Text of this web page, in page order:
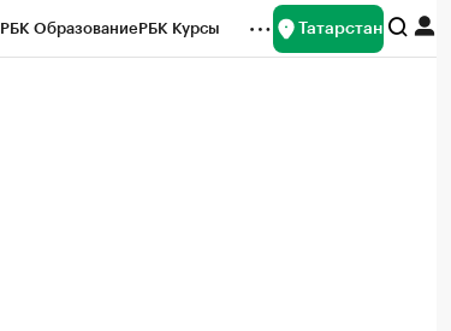
РБК ОбразованиеРБК Курсы Татарстан